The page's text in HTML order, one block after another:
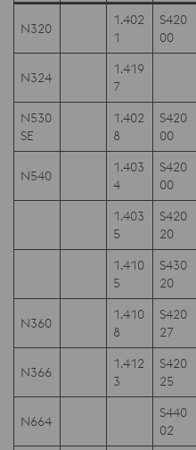
N320
1.402
1
S420
00
N324
1.419
7
N530
SE
1.402
8
S420
00
N540
1.403
4
S420
00
1.403
5
S420
20
1.410
5
S430
20
N360
1.410
8
S420
27
N366
1.412
3
S420
25
N664
S440
02